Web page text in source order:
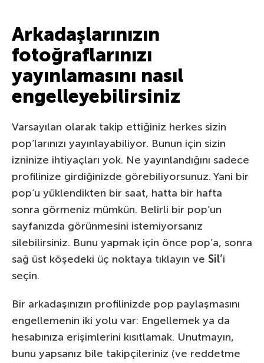
Arkadaşlarınızın
fotoğraflarınızı
yayınlamasını nasıl
engelleyebilirsiniz
Varsayılan olarak takip ettiğiniz herkes sizin
pop’larınızı yayınlayabiliyor. Bunun için sizin
izninize ihtiyaçları yok. Ne yayınlandığını sadece
profilinize girdiğinizde görebiliyorsunuz. Yani bir
pop’u yüklendikten bir saat, hatta bir hafta
sonra görmeniz mümkün. Belirli bir pop’un
sayfanızda görünmesini istemiyorsanız
silebilirsiniz. Bunu yapmak için önce pop’a, sonra
sağ üst köşedeki üç noktaya tıklayın ve Sil’i
seçin.
Bir arkadaşınızın profilinizde pop paylaşmasını
engellemenin iki yolu var: Engellemek ya da
hesabınıza erişimlerini kısıtlamak. Unutmayın,
bunu yapsanız bile takipçileriniz (ve reddetme